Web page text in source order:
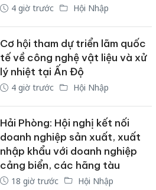
4 giờ trước Hội Nhập
Cơ hội tham dự triển lãm quốc
tế về công nghệ vật liệu và xử
lý nhiệt tại Ấn Độ
4 giờ trước Hội Nhập
Hải Phòng: Hội nghị kết nối
doanh nghiệp sản xuất, xuất
nhập khẩu với doanh nghiệp
cảng biển, các hãng tàu
18 giờ trước Hội Nhập